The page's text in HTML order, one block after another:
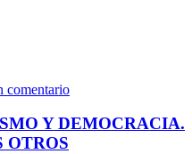
comentario
Y DEMOCRACIA.
OTROS